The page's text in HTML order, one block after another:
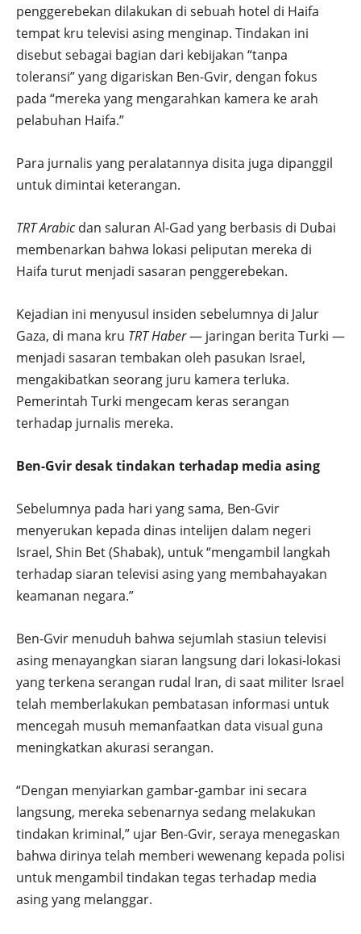
penggerebekan dilakukan di sebuah hotel di Haifa
tempat kru televisi asing menginap. Tindakan ini
disebut sebagai bagian dari kebijakan “tanpa
toleransi” yang digariskan Ben-Gvir, dengan fokus
pada “mereka yang mengarahkan kamera ke arah
pelabuhan Haifa.”
Para jurnalis yang peralatannya disita juga dipanggil
untuk dimintai keterangan.
TRT Arabicdan saluran Al-Gad yang berbasis di Dubai
membenarkan bahwa lokasi peliputan mereka di
Haifa turut menjadi sasaran penggerebekan.
Kejadian ini menyusul insiden sebelumnya di Jalur
Gaza, di mana kru TRT Haber— jaringan berita Turki —
menjadi sasaran tembakan oleh pasukan Israel,
mengakibatkan seorang juru kamera terluka.
Pemerintah Turki mengecam keras serangan
terhadap jurnalis mereka.
Ben-Gvir desak tindakan terhadap media asing
Sebelumnya pada hari yang sama, Ben-Gvir
menyerukan kepada dinas intelijen dalam negeri
Israel, Shin Bet (Shabak), untuk “mengambil langkah
terhadap siaran televisi asing yang membahayakan
keamanan negara.”
Ben-Gvir menuduh bahwa sejumlah stasiun televisi
asing menayangkan siaran langsung dari lokasi-lokasi
yang terkena serangan rudal Iran, di saat militer Israel
telah memberlakukan pembatasan informasi untuk
mencegah musuh memanfaatkan data visual guna
meningkatkan akurasi serangan.
“Dengan menyiarkan gambar-gambar ini secara
langsung, mereka sebenarnya sedang melakukan
tindakan kriminal,” ujar Ben-Gvir, seraya menegaskan
bahwa dirinya telah memberi wewenang kepada polisi
untuk mengambil tindakan tegas terhadap media
asing yang melanggar.